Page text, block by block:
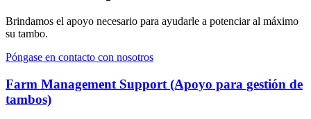
Brindamos el apoyo necesario para ayudarle a potenciar al máximo
su tambo.
Póngase en contacto con nosotros
Farm Management Support (Apoyo para gestión de
tambos)